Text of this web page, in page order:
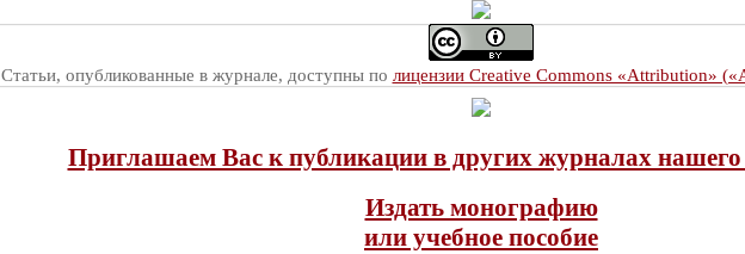
Статьи, опубликованные в журнале, доступны по лицензии Creative Commons «Attribution»
Приглашаем Вас к публикации в других журналах нашего
Издать монографию
или учебное пособие